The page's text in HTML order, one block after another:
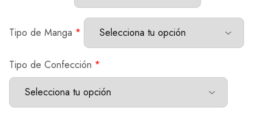
Tipo de Manga *
Tipo de Confección *